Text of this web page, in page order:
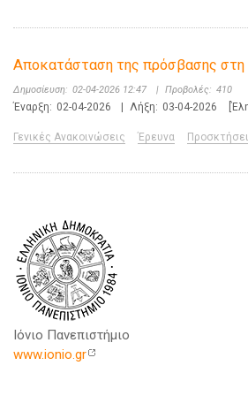
Αποκατάσταση της πρόσβασης στη
Δημοσίευση: 02-04-2026 12:47 | Προβολές: 410
Έναρξη: 02-04-2026 Λήξη: 03-04-2026
Γενικές Ανακοινώσεις Έρευνα
Ιόνιο Πανεπιστήμιο
www.ionio.gr